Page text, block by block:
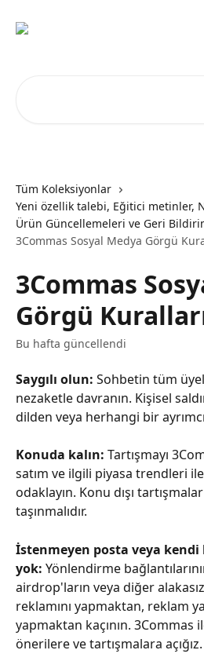
Tüm Koleksiyonlar
Yeni özellik talebi, Eğitici metinler,
Ürün Güncellemeleri ve Geri
3Commas Sosyal Medya Görgü
3Commas
Görgü
Bu hafta güncellendi
Saygılı olun: Sohbetin tüm
nezaketle davranın. Kişisel
dilden veya herhangi bir
Konuda kalın: Tartışmayı
satım ve ilgili piyasa trendleri
odaklayın. Konu dışı
taşınmalıdır.
İstenmeyen posta veya
yok: Yönlendirme
airdrop'ların veya diğer
reklamını yapmaktan, reklam
yapmaktan kaçının. 3Commas
önerilere ve tartışmalara açığız.